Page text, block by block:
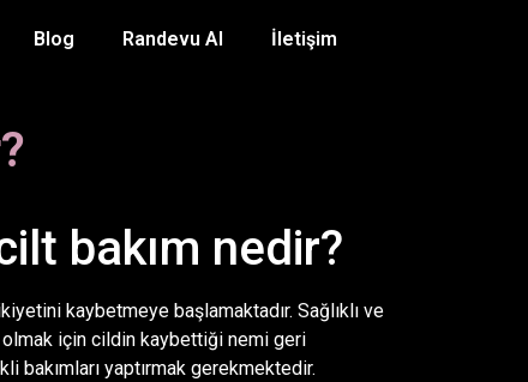
Blog Randevu Al İletişim
bakım nedir?
kaybetmeye başlamaktadır. Sağlıklı ve
için cildin kaybettiği nemi geri
bakımları yaptırmak gerekmektedir.